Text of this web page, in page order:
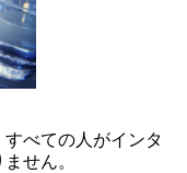
べての人がインタ
せん。